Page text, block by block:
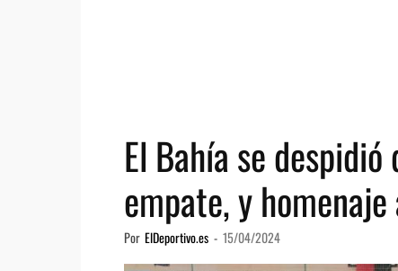
El Bahía se
empate, y
Por ElDeportivo.es - 15/04/2024